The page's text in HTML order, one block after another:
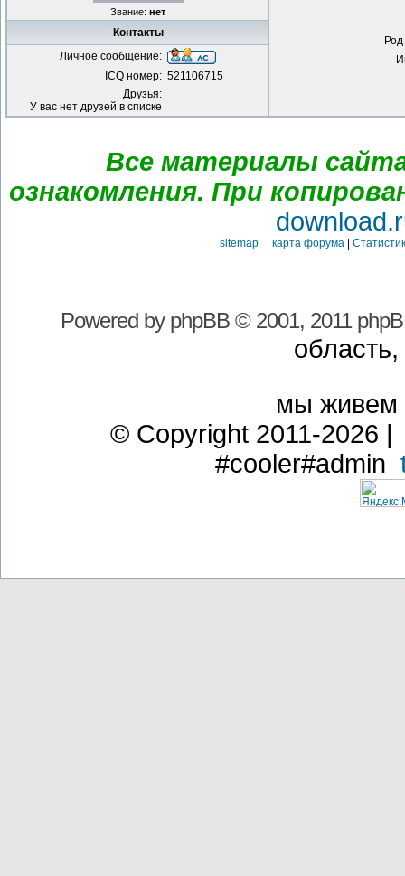
Звание: нет
Контакты
Личное сообщение:
ICQ номер: 521106715
Друзья:
У вас нет друзей в списке
Все материалы
ознакомления. При
sitemap карта форума|
Powered by phpBB© 2001, 2011
мы
© Copyright 2011-2026
#cooler#admin